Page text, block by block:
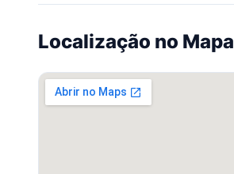
Localização no Mapa